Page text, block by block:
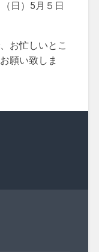
日）5月５日
お忙しいとこ
願い致しま